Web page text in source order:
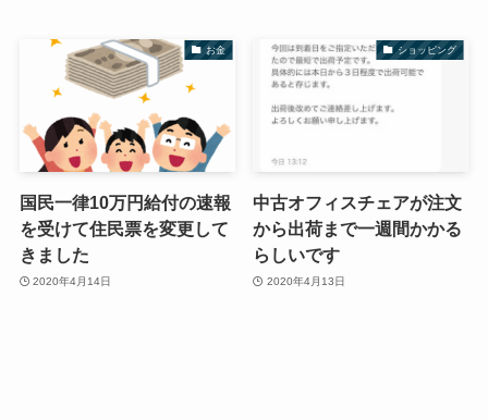
お金
国民一律10万円給付の速報
を受けて住民票を変更して
きました
2020年4月14日
ショッピング
中古オフィスチェアが注文
から出荷まで一週間かかる
らしいです
2020年4月13日